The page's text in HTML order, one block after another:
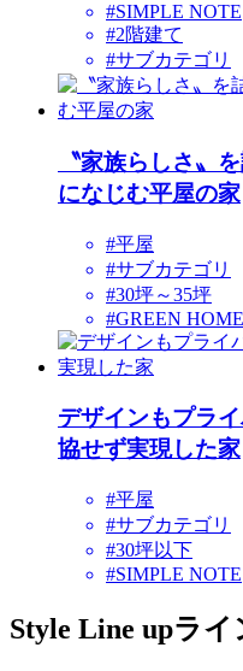
#SIMPLE NOTE
#2階建て
#サブカテゴリ
〝家族らしさ〟
になじむ平屋の家
#平屋
#サブカテゴリ
#30坪～35坪
#GREEN HOME
デザインもプラ
協せず実現した家
#平屋
#サブカテゴリ
#30坪以下
#SIMPLE NOTE
Style Line upライ